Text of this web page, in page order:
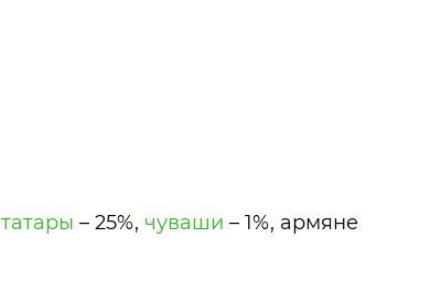
татары – 25%, чуваши – 1%, армяне